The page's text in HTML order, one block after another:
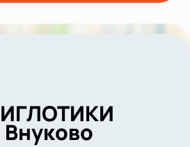
Внуково